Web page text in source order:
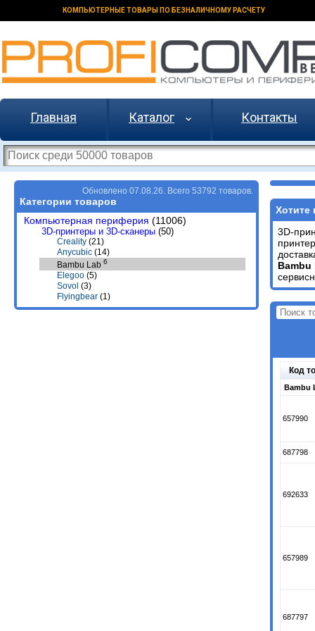
КОМПЬЮТЕРНЫЕ ТОВАРЫ ПО БЕЗНАЛИЧНОМУ РАСЧЕТУ
Главная Каталог Контакты
Обновлено 07.08.26. Всего 53792 товаров.
Категории товаров
Компьютерная периферия (11006)
3D-принтеры и 3D-сканеры (50)
Creality (21)
Anycubic (14)
Bambu Lab 6
Elegoo (5)
Sovol (3)
Flyingbear (1)
Хотите
3D-
Bambu
Код
Bambu
657990
687798
692633
657989
687797